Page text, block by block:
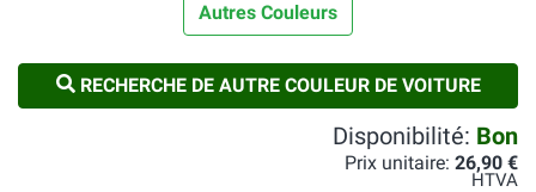
Autres Couleurs
RECHERCHE DE AUTRE COULEUR DE VOITURE
Disponibilité: Bon
Prix unitaire: 26,90 €
HTVA